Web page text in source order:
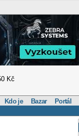
Kč
Kdo je Bazar Portál